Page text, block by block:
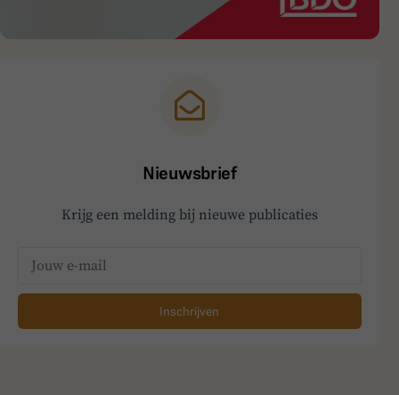
Nieuwsbrief
Krijg een melding bij nieuwe publicaties
Inschrijven